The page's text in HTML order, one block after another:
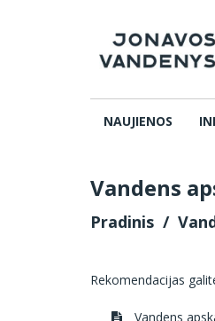
NAUJIENOS
Vandens
Pradinis
Rekomendacijas
Vandens